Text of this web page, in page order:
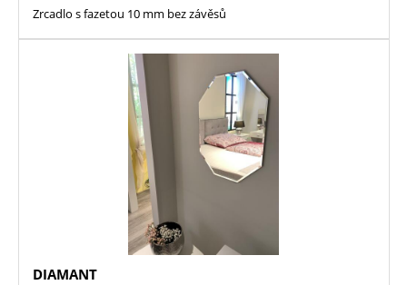
Zrcadlo s fazetou 10 mm bez závěsů
DIAMANT